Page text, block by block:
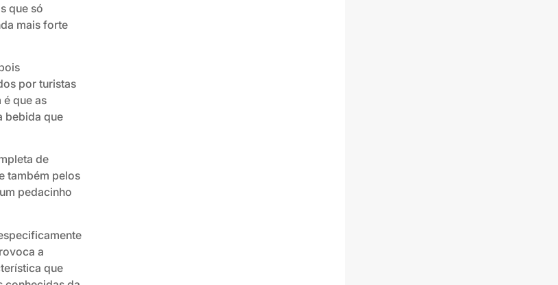
que só
mais forte
por turistas
que as
bebida que
de
também pelos
pedacinho
a
que